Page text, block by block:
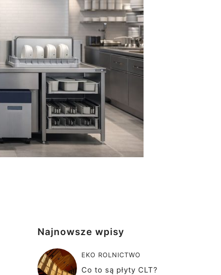
Najnowsze wpisy
EKO ROLNICTWO
Co to są płyty CLT?